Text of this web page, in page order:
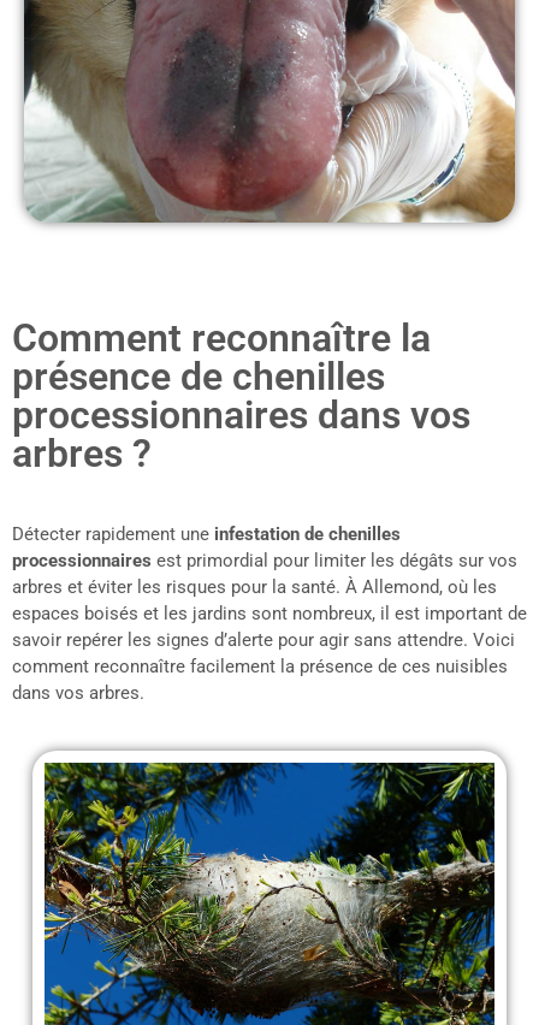
Comment reconnaître la
présence de chenilles
processionnaires dans vos
arbres ?
Détecter rapidement une infestation de chenilles
processionnaires est primordial pour limiter les dégâts sur vos
arbres et éviter les risques pour la santé. À Allemond, où les
espaces boisés et les jardins sont nombreux, il est important de
savoir repérer les signes d’alerte pour agir sans attendre. Voici
comment reconnaître facilement la présence de ces nuisibles
dans vos arbres.